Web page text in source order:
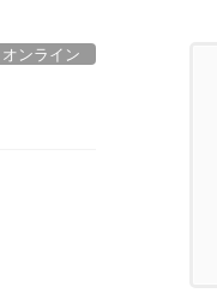
オンライン